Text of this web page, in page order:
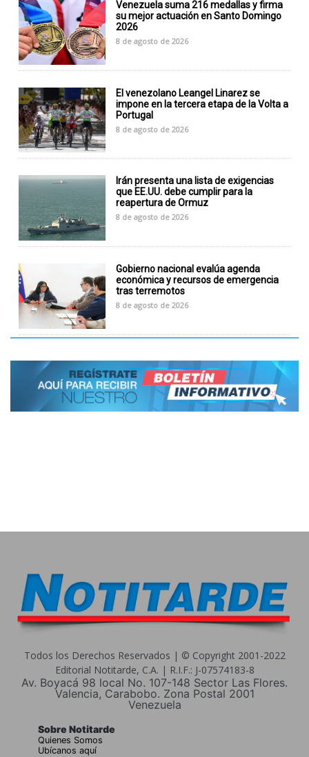
Venezuela suma 216 medallas y firma
su mejor actuación en Santo Domingo
2026
8 de agosto de 2026
El venezolano Leangel Linarez se
impone en la tercera etapa de la Volta a
Portugal
8 de agosto de 2026
Irán presenta una lista de exigencias
que EE.UU. debe cumplir para la
reapertura de Ormuz
8 de agosto de 2026
Gobierno nacional evalúa agenda
económica y recursos de emergencia
tras terremotos
8 de agosto de 2026
Todos los Derechos Reservados | © Copyright 2001-2022
Editorial Notitarde, C.A. | R.I.F.: J-07574183-8
Av. Boyacá 98 local No. 107-148 Sector Las Flores.
Valencia, Carabobo. Zona Postal 2001
Venezuela
Sobre Notitarde
Quienes Somos
Ubícanos aquí